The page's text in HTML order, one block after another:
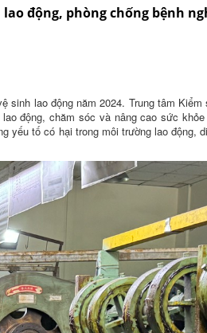
động, phòng chống bệnh
sinh lao động năm 2024. Trung tâm Kiểm
động, chăm sóc và nâng cao sức
yếu tố có hại trong môi trường lao động,